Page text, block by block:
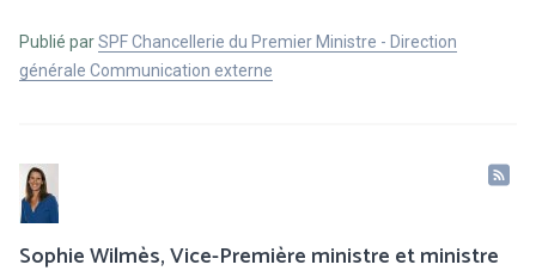
Publié parSPF Chancellerie du Premier Ministre - Direction
générale Communication externe
Sophie Wilmès, Vice-Première ministre et ministre